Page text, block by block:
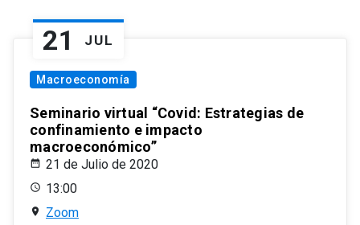
21 JUL
Macroeconomía
Seminario virtual “Covid: Estrategias de
confinamiento e impacto
macroeconómico”
21 de Julio de 2020
13:00
Zoom